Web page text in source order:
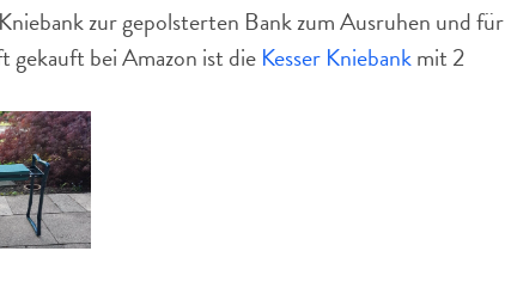
zur gepolsterten Bank zum Ausruhen und für
bei Amazon ist die Kesser Kniebankmit 2